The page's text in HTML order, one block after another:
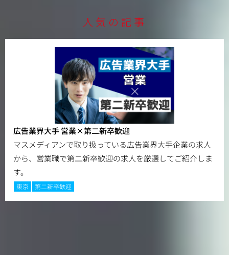
人気の記事
広告業界大手 営業×第二新卒歓迎
マスメディアンで取り扱っている広告業界大手企業の求人
から、営業職で第二新卒歓迎の求人を厳選してご紹介しま
す。
東京 第二新卒歓迎